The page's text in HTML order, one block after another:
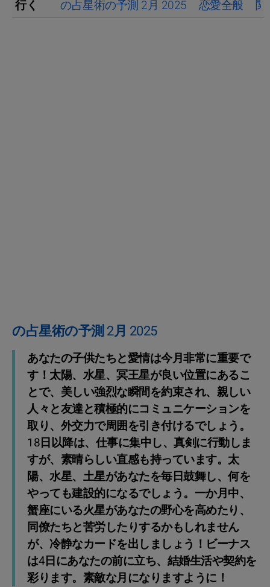
行く の占星術の予測 2月 2025 恋愛全般 関
の占星術の予測 2月 2025
あなたの子供たちと愛情は今月非常に重要で
す！太陽、水星、冥王星が良い位置にあるこ
とで、美しい強烈な瞬間を約束され、親しい
人々と友達と積極的にコミュニケーションを
取り、外交力で周囲を引き付けるでしょう。
18日以降は、仕事に集中し、真剣に行動しま
すが、素晴らしい直感も持っています。太
陽、水星、土星があなたを毎日鼓舞し、何を
やっても建設的になるでしょう。一か月中、
蟹座にいる火星があなたの野心を高めたり、
同僚たちと苦労したりするかもしれません
が、冷静なカードを出しましょう！ビーナス
は4日にあなたの前に立ち、結婚生活や契約を
彩ります。素敵な月になりますように！